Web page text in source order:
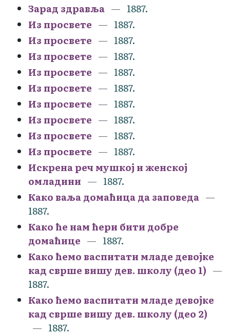
Зарад здравља
1887.
Из просвете
1887.
Из просвете
1887.
Из просвете
1887.
Из просвете
1887.
Из просвете
1887.
Из просвете
1887.
Из просвете
1887.
Из просвете
1887.
Из просвете
1887.
Искрена реч мушкој и женској
омладини
1887.
Како ваља домаћица да заповеда
1887.
Како ће нам ћери бити добре
домаћице
1887.
Како ћемо васпитати младе девојке
кад сврше вишу дев. школу (део 1)
1887.
Како ћемо васпитати младе девојке
кад сврше вишу дев. школу (део 2)
1887.